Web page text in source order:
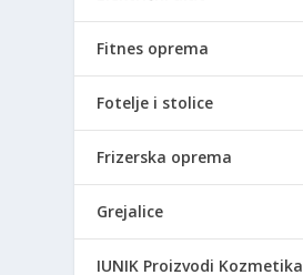
Fitnes oprema
Fotelje i stolice
Frizerska oprema
Grejalice
IUNIK Proizvodi Kozmetika